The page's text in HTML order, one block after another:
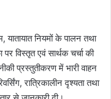
नियमों के पालन तथा
विस्तृत एवं सार्थक चर्चा की
प्रस्तुतीकरण में भारी वाहन
रात्रिकालीन दृश्यता तथा